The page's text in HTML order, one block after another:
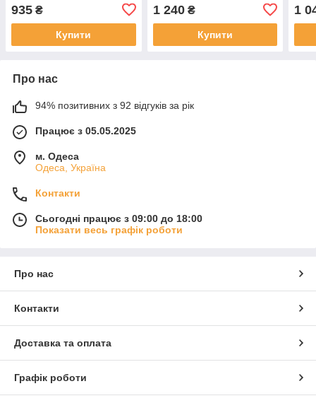
935 ₴
Купити
1 240₴
Купити
1
Про нас
94% позитивних з 92 відгуків за рік
Працює з 05.05.2025
м. Одеса
Одеса, Україна
Контакти
Сьогодні працює з 09:00 до 18:00
Показати весь графік роботи
Про нас
Контакти
Доставка та оплата
Графік роботи